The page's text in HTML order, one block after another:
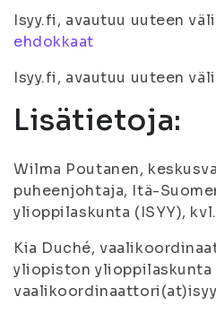
Isyy.fi, avautuu uuteen
ehdokkaat
Isyy.fi, avautuu uuteen
Lisätietoja:
Wilma Poutanen,
puheenjohtaja, Itä-
ylioppilaskunta (ISYY),
Kia Duché,
yliopiston ylioppilaskunta